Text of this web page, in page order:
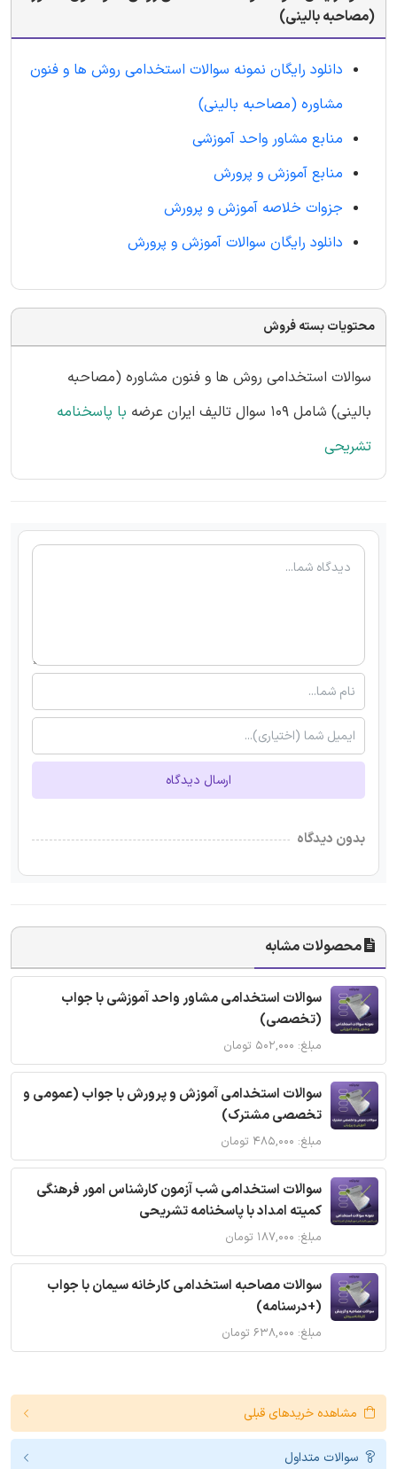
(مصاحبه بالینی)
دانلود رایگان نمونه سوالات استخدامی روش ها و فنون
مشاوره (مصاحبه بالینی)
منابع مشاور واحد آموزشی
منابع آموزش و پرورش
جزوات خلاصه آموزش و پرورش
دانلود رایگان سوالات آموزش و پرورش
محتویات بسته فروش
سوالات استخدامی روش ها و فنون مشاوره (مصاحبه
بالینی) شامل 109 سوال تالیف ایران عرضه
با پاسخنامه
تشریحی
ارسال دیدگاه
بدون دیدگاه
محصولات مشابه
سوالات استخدامی مشاور واحد آموزشی با جواب
(تخصصی)
مبلغ: ۵۰۲,۰۰۰ تومان
سوالات استخدامی آموزش و پرورش با جواب (عمومی و
تخصصی مشترک)
مبلغ: ۴۸۵,۰۰۰ تومان
سوالات استخدامی شب آزمون کارشناس امور فرهنگی
کمیته امداد با پاسخنامه تشریحی
مبلغ: ۱۸۷,۰۰۰ تومان
سوالات مصاحبه استخدامی کارخانه سیمان با جواب
(+درسنامه)
مبلغ: ۶۳۸,۰۰۰ تومان
مشاهده خریدهای قبلی
سوالات متداول